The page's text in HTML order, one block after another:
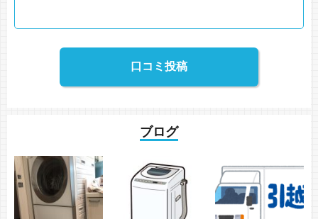
ブログ